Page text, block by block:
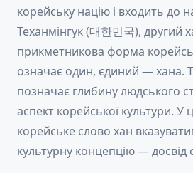
корейську націю і входить до
Теханмінгук (대한민국), другий
прикметникова форма
означає один, єдиний — хана.
позначає глибину людського
аспект корейської культури. У
корейське слово хан
культурну концепцію — досвід